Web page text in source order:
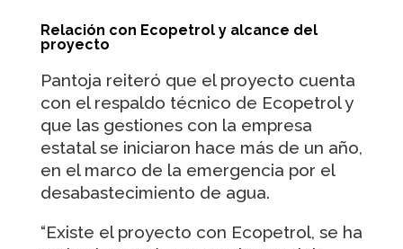
Relación con Ecopetrol y alcance del
proyecto
Pantoja reiteró que el proyecto cuenta
con el respaldo técnico de Ecopetrol y
que las gestiones con la empresa
estatal se iniciaron hace más de un año,
en el marco de la emergencia por el
desabastecimiento de agua.
“Existe el proyecto con Ecopetrol, se ha